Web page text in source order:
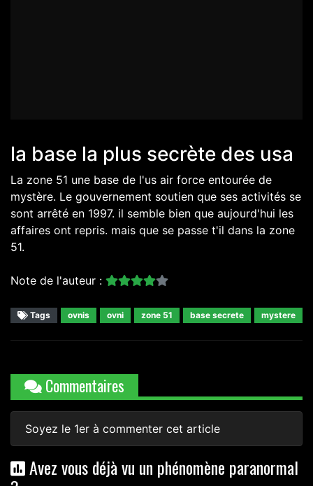
la base la plus secrète des usa
La zone 51 une base de l'us air force entourée de
mystère. Le gouvernement soutien que ses activités se
sont arrêté en 1997. il semble bien que aujourd'hui les
affaires ont repris. mais que se passe t'il dans la zone
51.
Note de l'auteur :
Tags ovnis ovni zone 51 base secrete mystere
Commentaires
Soyez le 1er à commenter cet article
Avez vous déjà vu un phénomène paranormal